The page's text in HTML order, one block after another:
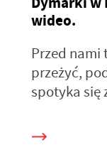
wideo.
Przed nami
przeżyć,
spotyka się